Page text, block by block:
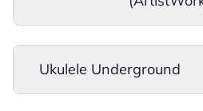
UKULELE”-Kurs. Aber auch
Preise:
alle Niveaustufen. Craig &
Ukulele Underground